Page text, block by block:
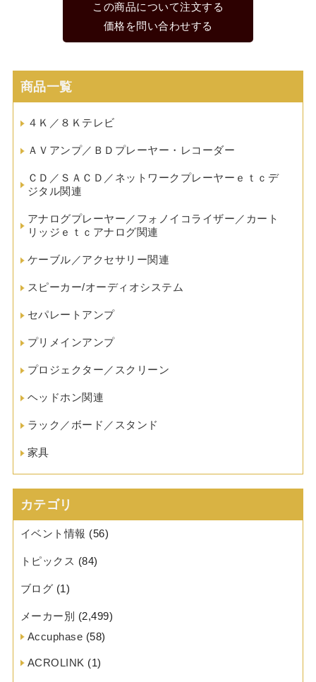
この商品について注文する
価格を問い合わせする
商品一覧
４Ｋ／８Ｋテレビ
ＡＶアンプ／ＢＤプレーヤー・レコーダー
ＣＤ／ＳＡＣＤ／ネットワークプレーヤーｅｔｃデ
ジタル関連
アナログプレーヤー／フォノイコライザー／カート
リッジｅｔｃアナログ関連
ケーブル／アクセサリー関連
スピーカー/オーディオシステム
セパレートアンプ
プリメインアンプ
プロジェクター／スクリーン
ヘッドホン関連
ラック／ボード／スタンド
家具
カテゴリ
イベント情報 (56)
トピックス (84)
ブログ (1)
メーカー別 (2,499)
Accuphase (58)
ACROLINK (1)